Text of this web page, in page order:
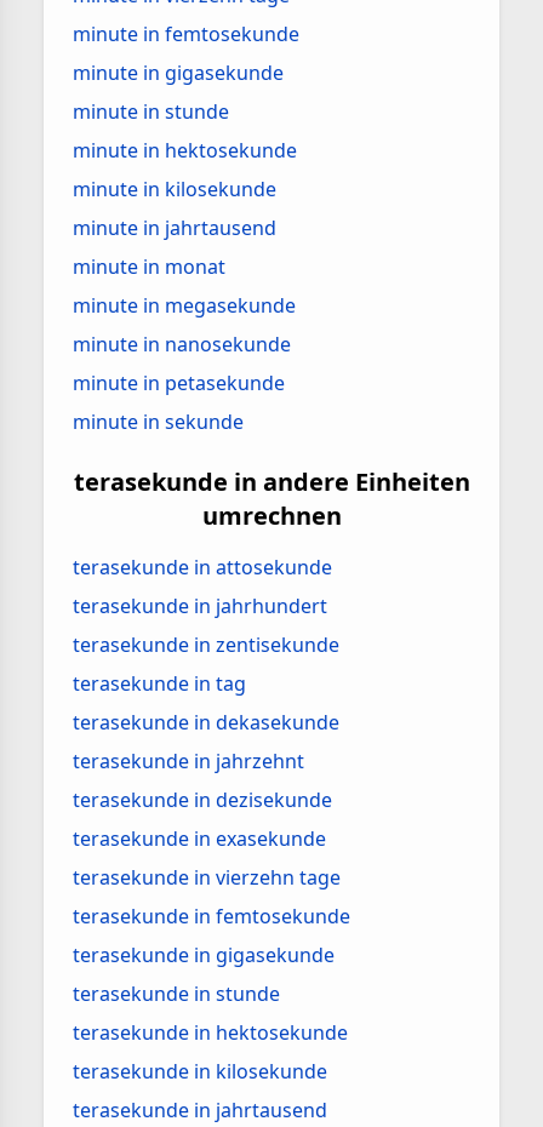
minute in femtosekunde
minute in gigasekunde
minute in stunde
minute in hektosekunde
minute in kilosekunde
minute in jahrtausend
minute in monat
minute in megasekunde
minute in nanosekunde
minute in petasekunde
minute in sekunde
terasekunde in andere Einheiten
umrechnen
terasekunde in attosekunde
terasekunde in jahrhundert
terasekunde in zentisekunde
terasekunde in tag
terasekunde in dekasekunde
terasekunde in jahrzehnt
terasekunde in dezisekunde
terasekunde in exasekunde
terasekunde in vierzehn tage
terasekunde in femtosekunde
terasekunde in gigasekunde
terasekunde in stunde
terasekunde in hektosekunde
terasekunde in kilosekunde
terasekunde in jahrtausend